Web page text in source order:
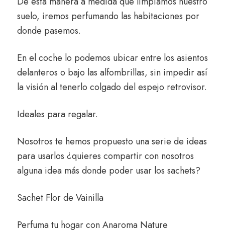
suelo, iremos perfumando las habitaciones por
donde pasemos.
En el coche lo podemos ubicar entre los asientos
delanteros o bajo las alfombrillas, sin impedir así
la visión al tenerlo colgado del espejo retrovisor.
Ideales para regalar.
Nosotros te hemos propuesto una serie de ideas
para usarlos ¿quieres compartir con nosotros
alguna idea más donde poder usar los sachets?
Sachet Flor de Vainilla
Perfuma tu hogar conAnaroma Nature